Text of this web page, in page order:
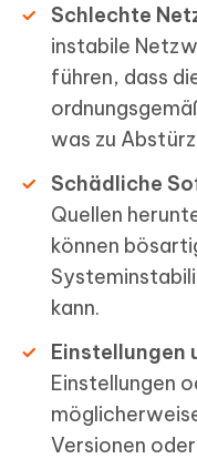
Schlechte
instabile
führen, dass
was zu
Schädliche
Quellen
können
kann.
Einstellungen
Einstellungen
Versionen